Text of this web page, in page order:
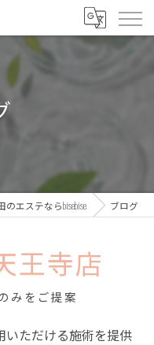
エステならbisebise ブログ
王寺店
みをご提案
いただける施術を提供